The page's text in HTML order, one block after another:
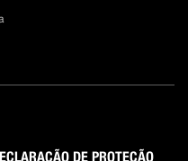
DE PROTEÇÃO